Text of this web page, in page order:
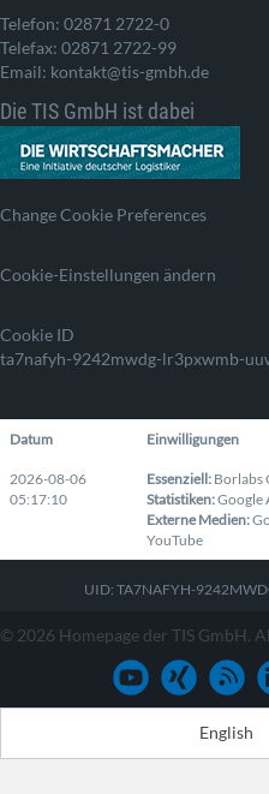
Telefon: 02871 2722-0
Telefax: 02871 2722-99
Email: kontakt@tis-gmbh.de
Die TIS GmbH ist dabei
Change Cookie Preferences
Cookie-Einstellungen ändern
Cookie ID
ta7nafyh-9242mwdg-lr3pxwmb-
Datum Einwilligungen
2026-08-06
05:17:10
Essenziell: Borlabs
Statistiken:Google
Externe Medien:
YouTube
UID: TA7NAFYH-
© 2026 Homepage der TIS GmbH.
English